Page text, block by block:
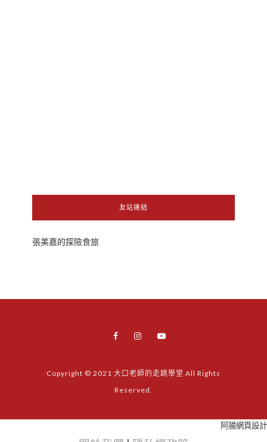
友站連結
張美嘉的探險食旅
Copyright © 2021 大口老師的走跳學堂 All Rights
Reserved.
阿腸網頁設計